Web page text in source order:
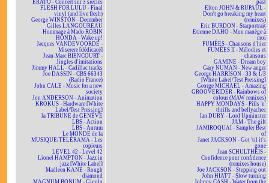
ERATO - Concert sur 3 siècles
FLESH FOR LULU - Final
vinyl (and live flesh)
George WINSTON - December
Gilles LANGOUREAU
Hommage à Mado ROBIN
HONDA - Wake up!
Jacques VANDEVOORDE -
Miserere [dédicacé]
Jean-Marc BIENCOURT -
Jingles d'imitations
Jimmy HALL - Cadillac tracks
Joe DASSIN - CBS 66343
(Radio France)
John CALE - Music for a new
society
Jon ANDERSON - Animation
KROKUS - Hardware [White
Label/Test Pressing]
la TRIBUNE de GENÈVE
LBS - Action
LBS - Aurum
Le MONDE de la
MUSIQUE/TÉLÉRAMA - Les
copieurs
LEVEL 42 - Level 42
Lionel HAMPTON - Jazz in
jazz [White Label]
Madleen KANE - Rough
diamond
MAGNUM BONUM - Gigolo
past
Elton JOHN & RUPAUL -
Don't go breaking my heart
(remixes)
Eric BURDON - Starportrait
Etienne DAHO - Mon manège à
moi
FUMÉES - Chansons d'hier
FUMÉES II - Mélodies et
chansons
GAMINE - Dream boy
Gary NUMAN - New anger
George HARRISON - 33 & 1/3
[White Label/Test Pressing]
George MICHAEL - Amazing
GROOVERIDER - Rainbows of
colour (MAW remixes)
HAPPY MONDAYS - Pills 'n'
thrills and bellyaches
Ian DURY - Lord Upminster
JAM - The gift
JAMIROQUAI - Sampler Best
of
Janet JACKSON - Got 'til it's
gone
Jean SCHULTHEIS -
Confidence pour confidence
(remixes house)
Joe JACKSON - Stepping out
John HIATT - Slow turning
Johnny CASH - Water from the